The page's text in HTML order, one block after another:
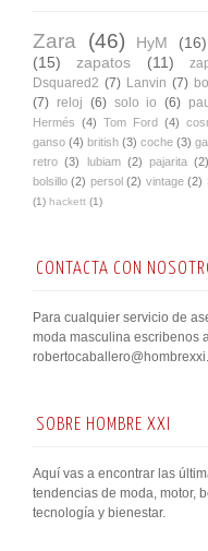
Zara (46) HyM (16)
(15)
zapatos (11)
Dsquared2 (7) Lanvin (7)
(7) reloj (6) solo io (6)
Hermés (4) Tom Ford (4)
ganso (4) british (3) coche (3)
retro (3) lubiam (2) pajarita (2)
bolsillo (2) persol (2) vintage (2)
(1) hackett (1)
CONTACTA CON
Para cualquier servicio de
moda masculina escribenos
SOBRE HOMBRE XXI
Aquí vas a encontrar las
tendencias de moda, motor,
tecnología y bienestar.